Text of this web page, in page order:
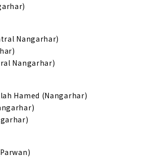
Nangarhar)
Nangarhar)
Hamed (Nangarhar)